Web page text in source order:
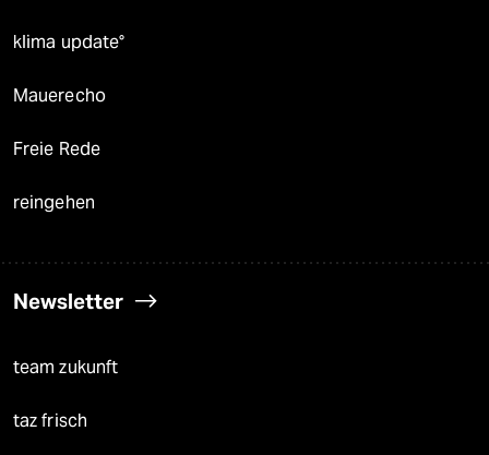
klima update°
Mauerecho
Freie Rede
reingehen
Newsletter
team zukunft
taz frisch